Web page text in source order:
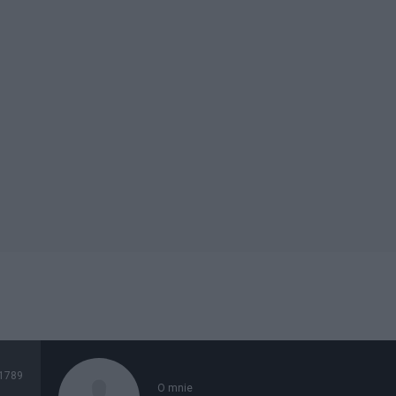
1789
O mnie